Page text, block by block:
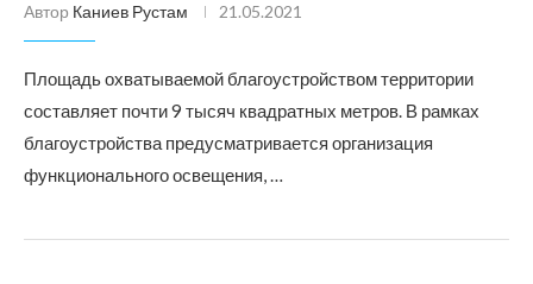
Автор Каниев Рустам 21.05.2021
Площадь охватываемой благоустройством территории
составляет почти 9 тысяч квадратных метров. В рамках
благоустройства предусматривается организация
функционального освещения, …